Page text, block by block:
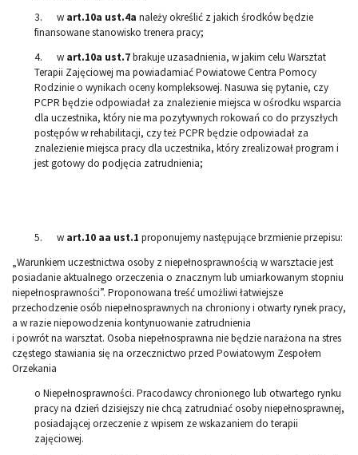
3. w art.10a ust.4a należy określić z jakich środków będzie
finansowane stanowisko trenera pracy;
4. w art.10a ust.7brakuje uzasadnienia, w jakim celu Warsztat
Terapii Zajęciowej ma powiadamiać Powiatowe Centra Pomocy
Rodzinie o wynikach oceny kompleksowej. Nasuwa się pytanie, czy
PCPR będzie odpowiadał za znalezienie miejsca w ośrodku wsparcia
dla uczestnika, który nie ma pozytywnych rokowań co do przyszłych
postępów w rehabilitacji, czy też PCPR będzie odpowiadał za
znalezienie miejsca pracy dla uczestnika, który zrealizował program i
jest gotowy do podjęcia zatrudnienia;
5. w art.10 aa ust.1 proponujemy następujące brzmienie przepisu:
„Warunkiem uczestnictwa osoby z niepełnosprawnością w warsztacie jest
posiadanie aktualnego orzeczenia o znacznym lub umiarkowanym stopniu
niepełnosprawności”. Proponowana treść umożliwi łatwiejsze
przechodzenie osób niepełnosprawnych na chroniony i otwarty rynek pracy,
a w razie niepowodzenia kontynuowanie zatrudnienia
i powrót na warsztat. Osoba niepełnosprawna nie będzie narażona na stres
częstego stawiania się na orzecznictwo przed Powiatowym Zespołem
Orzekania
o Niepełnosprawności. Pracodawcy chronionego lub otwartego rynku
pracy na dzień dzisiejszy nie chcą zatrudniać osoby niepełnosprawnej,
posiadającej orzeczenie z wpisem ze wskazaniem do terapii
zajęciowej.